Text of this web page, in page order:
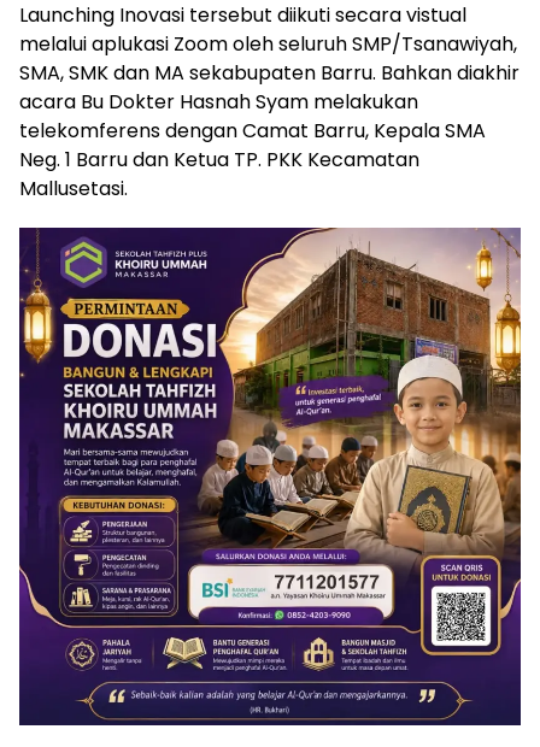
Launching Inovasi tersebut diikuti secara vistual
melalui aplukasi Zoom oleh seluruh SMP/Tsanawiyah,
SMA, SMK dan MA sekabupaten Barru. Bahkan diakhir
acara Bu Dokter Hasnah Syam melakukan
telekomferens dengan Camat Barru, Kepala SMA
Neg. 1 Barru dan Ketua TP. PKK Kecamatan
Mallusetasi.